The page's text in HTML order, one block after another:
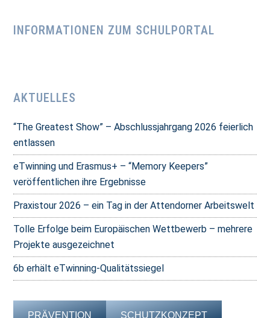
INFORMATIONEN ZUM SCHULPORTAL
AKTUELLES
“The Greatest Show” – Abschlussjahrgang 2026 feierlich
entlassen
eTwinning und Erasmus+ – “Memory Keepers”
veröffentlichen ihre Ergebnisse
Praxistour 2026 – ein Tag in der Attendorner Arbeitswelt
Tolle Erfolge beim Europäischen Wettbewerb – mehrere
Projekte ausgezeichnet
6b erhält eTwinning-Qualitätssiegel
PRÄVENTION
SCHUTZKONZEPT